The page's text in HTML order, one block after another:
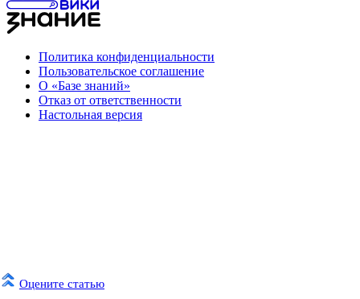
Оцените статью
Политика конфиденциальности
Пользовательское соглашение
О «Базе знаний»
Отказ от ответственности
Настольная версия